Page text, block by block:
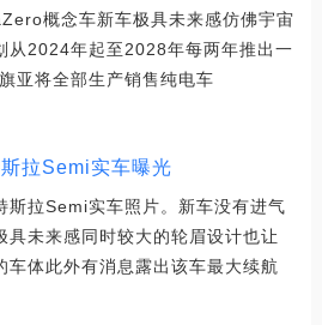
概念车新车极具未来感仿佛宇宙
从2024年起至2028年每两年推出一
亚将全部生产销售纯电车
拉Semi实车曝光
斯拉Semi实车照片。新车没有进气
具未来感同时较大的轮眉设计也让
车体此外有消息露出该车最大续航